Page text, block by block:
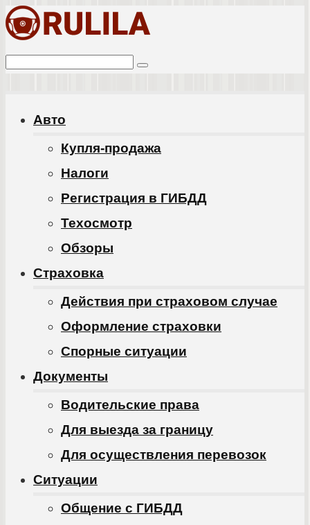
Перейти
контенту
Поиск:
Авто
Купля-продажа
Налоги
Регистрация в ГИБДД
Техосмотр
Обзоры
Cтраховка
Действия при страховом случае
Оформление страховки
Спорные ситуации
Документы
Водительские права
Для выезда за границу
Для осуществления перевозок
Ситуации
Общение с ГИБДД